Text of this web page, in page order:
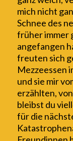
mich nicht
Schnee des
früher immer
angefangen
freuten sich
Mezzeessen
und sie mir
erzählten,
bleibst du
für die